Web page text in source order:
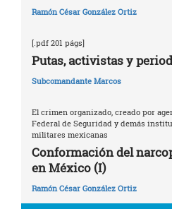
Ramón César González Ortiz
[.pdf 201 págs]
Putas, activistas y
Subcomandante Marcos
El crimen organizado, creado por
Federal de Seguridad y demás
militares mexicanas
Conformación del
en México (I)
Ramón César González Ortiz